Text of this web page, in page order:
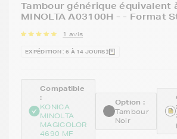
Tambour générique équivalent
MINOLTA A03100H - - Format
1 avis
EXPÉDITION : 6 À 14 JOURS
Compatible
:
KONICA
MINOLTA
MAGICOLOR
4690 MF
Option :
Tambour
Noir
: